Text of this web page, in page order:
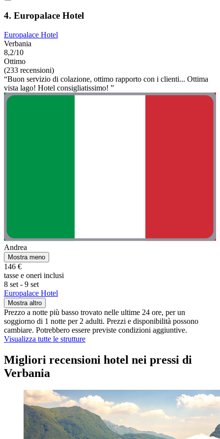
4. Europalace Hotel
Europalace Hotel
Verbania
8,2/10
Ottimo
(233 recensioni)
“Buon servizio di colazione, ottimo rapporto con i clienti... Ottima
vista lago! Hotel consigliatissimo! ”
Andrea
Mostra meno
146 €
tasse e oneri inclusi
8 set - 9 set
Europalace Hotel
Mostra altro
Prezzo a notte più basso trovato nelle ultime 24 ore, per un
soggiorno di 1 notte per 2 adulti. Prezzi e disponibilità possono
cambiare. Potrebbero essere previste condizioni aggiuntive.
Visualizza tutte le strutture
Migliori recensioni hotel nei pressi di
Verbania